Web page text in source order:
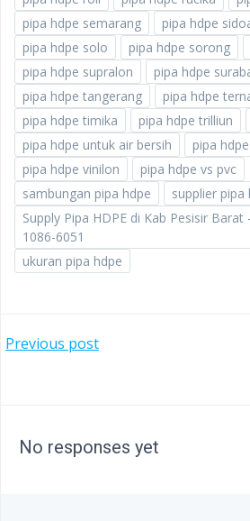
pipa hdpe semarang
pipa hdpe
pipa hdpe solo
pipa hdpe sorong
pipa hdpe supralon
pipa hdpe
pipa hdpe tangerang
pipa hdpe
pipa hdpe timika
pipa hdpe trilliun
pipa hdpe untuk air bersih
pipa
pipa hdpe vinilon
pipa hdpe vs pvc
sambungan pipa hdpe
supplier pipa
Supply Pipa HDPE di Kab Pesisir
1086-6051
ukuran pipa hdpe
POST
Previous post
No responses yet